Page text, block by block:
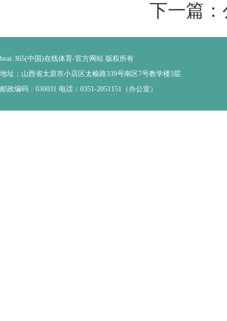
下一篇：
beat·365(中国)在线体育-官方网站 版权所有
地址：山西省太原市小店区太榆路339号南区7号教学楼3层
邮政编码：030031 电话：0351-2051151（办公室）